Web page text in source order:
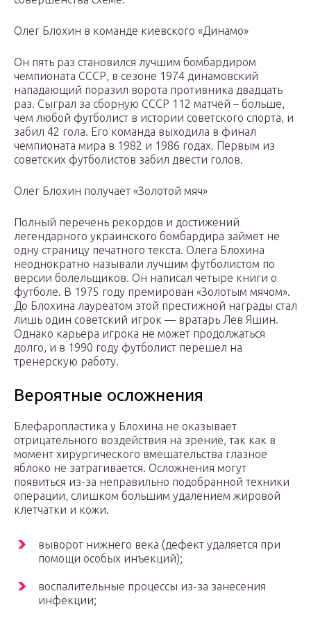
Олег Блохин в команде киевского «Динамо»
Он пять раз становился лучшим бомбардиром
чемпионата СССР, в сезоне 1974 динамовский
нападающий поразил ворота противника двадцать
раз. Сыграл за сборную СССР 112 матчей – больше,
чем любой футболист в истории советского спорта, и
забил 42 гола. Его команда выходила в финал
чемпионата мира в 1982 и 1986 годах. Первым из
советских футболистов забил двести голов.
Олег Блохин получает «Золотой мяч»
Полный перечень рекордов и достижений
легендарного украинского бомбардира займет не
одну страницу печатного текста. Олега Блохина
неоднократно называли лучшим футболистом по
версии болельщиков. Он написал четыре книги о
футболе. В 1975 году премирован «Золотым мячом».
До Блохина лауреатом этой престижной награды стал
лишь один советский игрок — вратарь Лев Яшин.
Однако карьера игрока не может продолжаться
долго, и в 1990 году футболист перешел на
тренерскую работу.
Вероятные осложнения
Блефаропластика у Блохина не оказывает
отрицательного воздействия на зрение, так как в
момент хирургического вмешательства глазное
яблоко не затрагивается. Осложнения могут
появиться из-за неправильно подобранной техники
операции, слишком большим удалением жировой
клетчатки и кожи.
выворот нижнего века (дефект удаляется при
помощи особых инъекций);
воспалительные процессы из-за занесения
инфекции;